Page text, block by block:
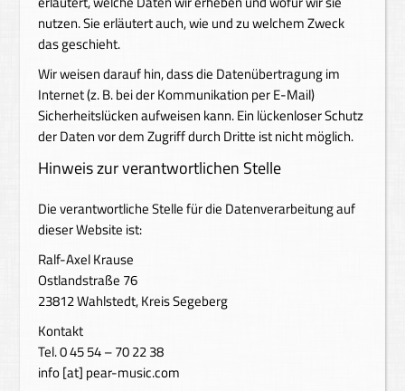
nutzen. Sie erläutert auch, wie und zu welchem Zweck
das geschieht.
Wir weisen darauf hin, dass die Datenübertragung im
Internet (z. B. bei der Kommunikation per E-Mail)
Sicherheitslücken aufweisen kann. Ein lückenloser Schutz
der Daten vor dem Zugriff durch Dritte ist nicht möglich.
Hinweis zur verantwortlichen Stelle
Die verantwortliche Stelle für die Datenverarbeitung auf
dieser Website ist:
Ralf-Axel Krause
Ostlandstraße 76
23812 Wahlstedt, Kreis Segeberg
Kontakt
Tel. 0 45 54 – 70 22 38
info [at] pear-music.com